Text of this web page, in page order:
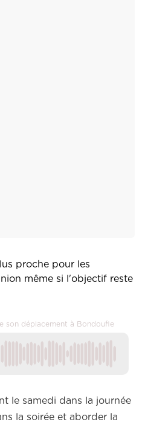
proche pour les
même si l'objectif reste
son déplacement à Bondoufle
le samedi dans la journée
la soirée et aborder la